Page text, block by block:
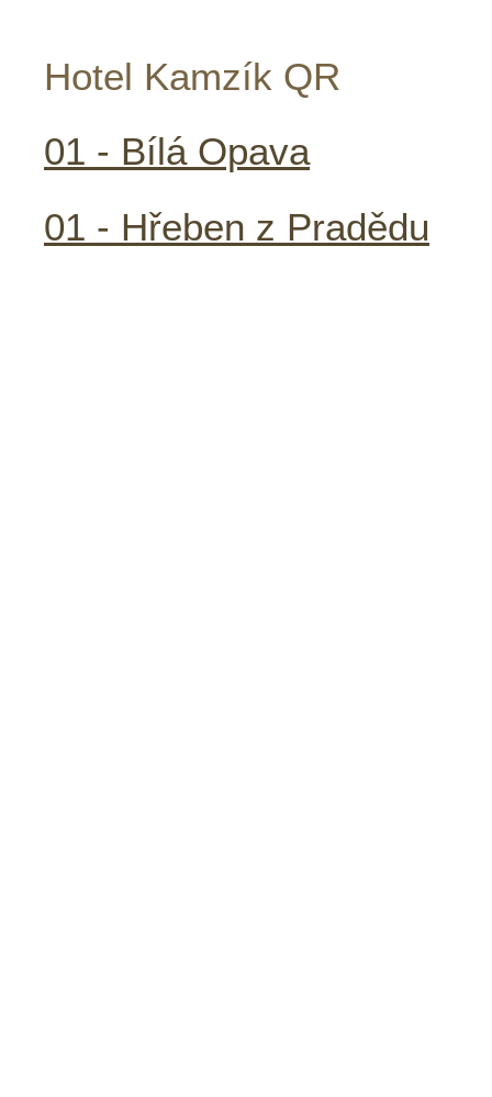
Hotel Kamzík QR
01 - Bílá Opava
01 - Hřeben z Pradědu